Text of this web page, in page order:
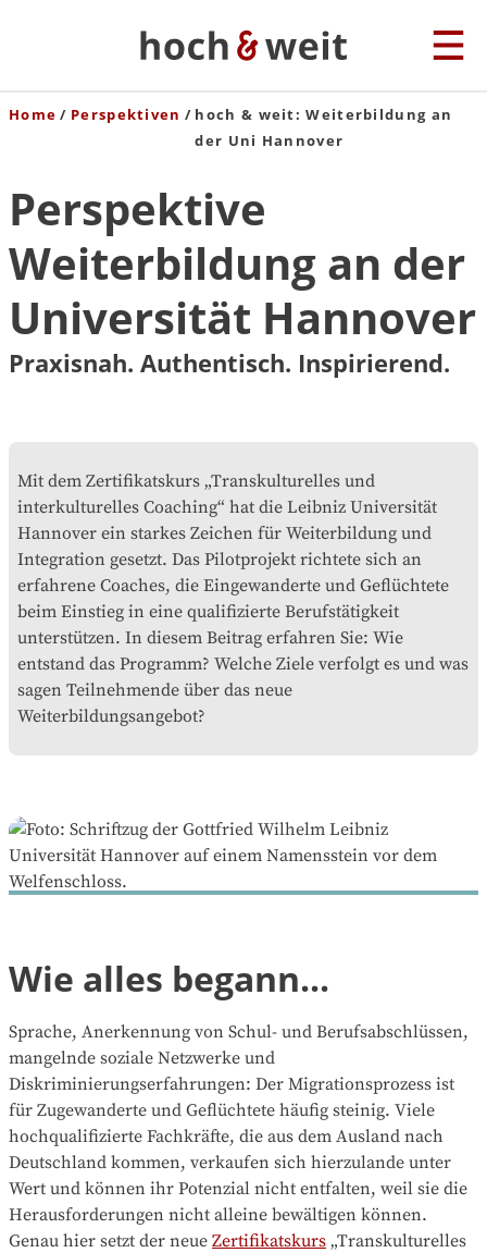
Home Perspektiven
hoch & weit: Weiterbildung an
der Uni Hannover
Perspektive
Weiterbildung an der
Universität Hannover
Praxisnah. Authentisch. Inspirierend.
Mit dem Zertifikatskurs „Transkulturelles und
interkulturelles Coaching“ hat die Leibniz Universität
Hannover ein starkes Zeichen für Weiterbildung und
Integration gesetzt. Das Pilotprojekt richtete sich an
erfahrene Coaches, die Eingewanderte und Geflüchtete
beim Einstieg in eine qualifizierte Berufstätigkeit
unterstützen. In diesem Beitrag erfahren Sie: Wie
entstand das Programm? Welche Ziele verfolgt es und was
sagen Teilnehmende über das neue
Weiterbildungsangebot?
Wie alles begann...
Sprache, Anerkennung von Schul- und Berufsabschlüssen,
mangelnde soziale Netzwerke und
Diskriminierungserfahrungen: Der Migrationsprozess ist
für Zugewanderte und Geflüchtete häufig steinig. Viele
hochqualifizierte Fachkräfte, die aus dem Ausland nach
Deutschland kommen, verkaufen sich hierzulande unter
Wert und können ihr Potenzial nicht entfalten, weil sie die
Herausforderungen nicht alleine bewältigen können.
Genau hier setzt der neue Zertifikatskurs „Transkulturelles